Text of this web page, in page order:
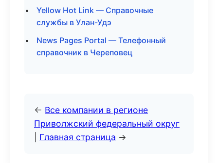
Yellow Hot Link — Справочные
службы в Улан-Удэ
News Pages Portal — Телефонный
справочник в Череповец
← Все компании в регионе
Приволжский федеральный округ
Главная страница →